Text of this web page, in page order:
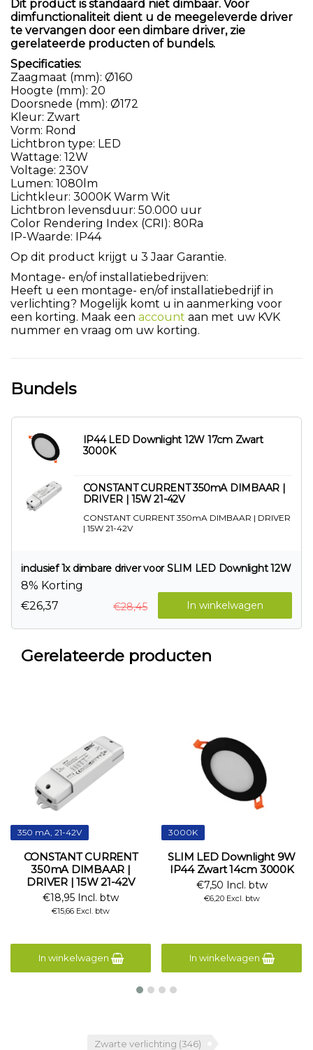
Dit product is standaard niet dimbaar. Voor
dimfunctionaliteit dient u de meegeleverde driver
te vervangen door een dimbare driver, zie
gerelateerde producten of bundels.
Specificaties:
Zaagmaat (mm): Ø160
Hoogte (mm): 20
Doorsnede (mm): Ø172
Kleur: Zwart
Vorm: Rond
Lichtbron type: LED
Wattage: 12W
Voltage: 230V
Lumen: 1080lm
Lichtkleur: 3000K Warm Wit
Lichtbron levensduur: 50.000 uur
Color Rendering Index (CRI): 80Ra
IP-Waarde: IP44
Op dit product krijgt u 3 Jaar Garantie.
Montage- en/of installatiebedrijven:
Heeft u een montage- en/of installatiebedrijf in
verlichting? Mogelijk komt u in aanmerking voor
een korting. Maak een account aan met uw KVK
nummer en vraag om uw korting.
Bundels
IP44 LED Downlight 12W 17cm Zwart
3000K
CONSTANT CURRENT 350mA DIMBAAR |
DRIVER | 15W 21-42V
CONSTANT CURRENT 350mA DIMBAAR | DRIVER
| 15W 21-42V
inclusief 1x dimbare driver voor SLIM LED Downlight 12W
8% Korting
In winkelwagen
€28,45
€26,37
Gerelateerde producten
350 mA, 21-42V
CONSTANT CURRENT
350mA DIMBAAR |
DRIVER | 15W 21-42V
€18,95 Incl. btw
€15,66 Excl. btw
In winkelwagen
3000K
SLIM LED Downlight 9W
IP44 Zwart 14cm 3000K
€7,50 Incl. btw
€6,20 Excl. btw
In winkelwagen
Zwarte verlichting (346)